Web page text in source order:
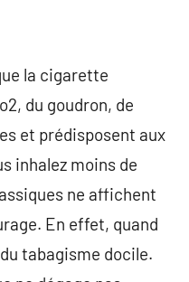
la cigarette
du goudron, de
et prédisposent aux
inhalez moins de
ne affichent
En effet, quand
tabagisme docile.